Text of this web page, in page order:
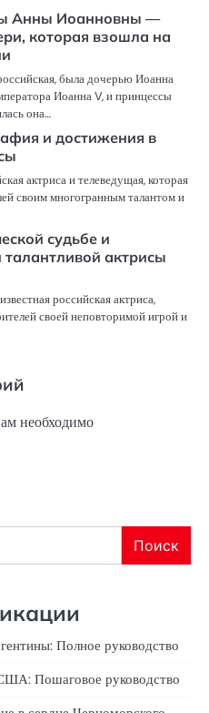
Анны Иоанновны —
которая взошла на
была дочерью Иоанна
Иоанна V, и принцессы
она…
и достижения в
актриса и телеведущая, которая
своим многогранным талантом и
судьбе и
актрисы
российская актриса,
своей неповторимой игрой и
необходимо
Поиск
Полное руководство
Пошаговое руководство